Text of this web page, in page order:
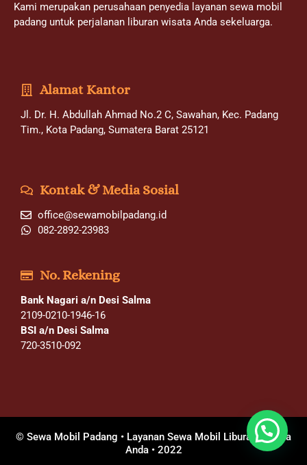
Kami merupakan perusahaan penyedia layanan sewa mobil
padang untuk perjalanan liburan wisata Anda sekeluarga.
Alamat Kantor
Jl. Dr. H. Abdullah Ahmad No.2 C, Sawahan, Kec. Padang
Tim., Kota Padang, Sumatera Barat 25121
Kontak & Media Sosial
office@sewamobilpadang.id
082-2892-23983
No. Rekening
Bank Nagari a/n Desi Salma
2109-0210-1946-16
BSI a/n Desi Salma
720-3510-092
© Sewa Mobil Padang • Layanan Sewa Mobil Liburan Wisata
Anda • 2022